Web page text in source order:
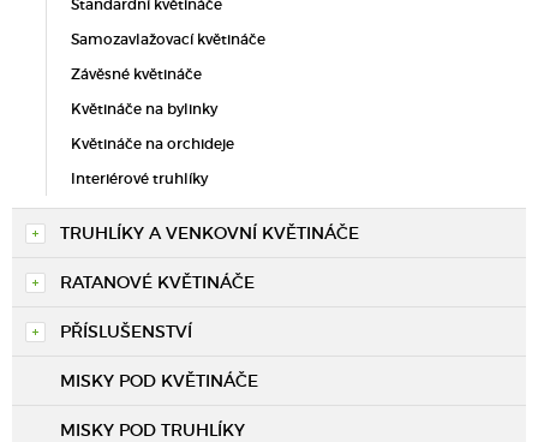
Standardní květináče
Samozavlažovací květináče
Závěsné květináče
Květináče na bylinky
Květináče na orchideje
Interiérové truhlíky
TRUHLÍKY A VENKOVNÍ KVĚTINÁČE
RATANOVÉ KVĚTINÁČE
PŘÍSLUŠENSTVÍ
MISKY POD KVĚTINÁČE
MISKY POD TRUHLÍKY